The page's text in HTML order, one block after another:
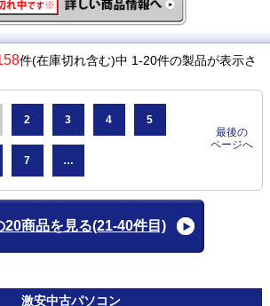
件(在庫切れ含む)中 1-20件の製品が表示さ
2 3 4 5
7 …
最後の
ページへ
20商品を見る(21-40件目)
激安中古パソコン